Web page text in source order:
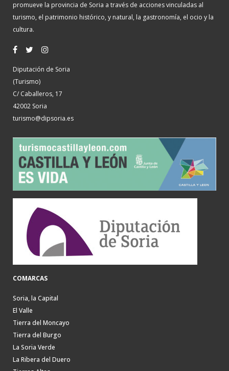
promueve la provincia de Soria a través de acciones vinculadas al
turismo, el patrimonio histórico, y natural, la gastronomía, el ocio y la
cultura.
Diputación de Soria
(Turismo)
C/ Caballeros, 17
42002 Soria
turismo@dipsoria.es
COMARCAS
Soria, la Capital
El Valle
Tierra del Moncayo
Tierra del Burgo
La Soria Verde
La Ribera del Duero